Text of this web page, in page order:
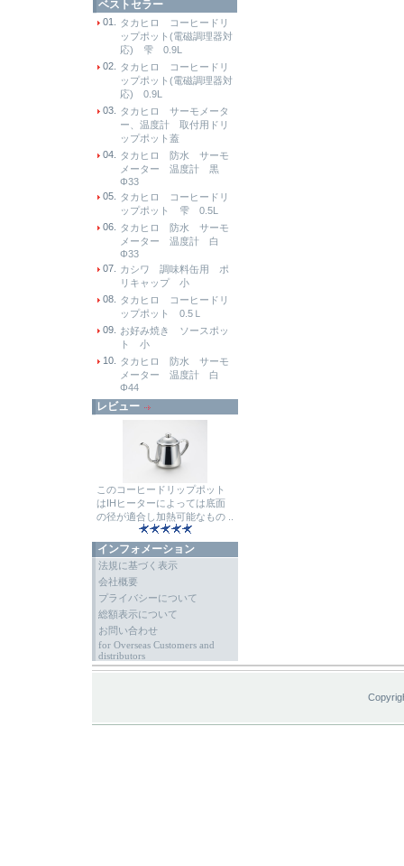
ベストセラー
01.
タカヒロ コーヒードリ
ップポット(電磁調理器対
応) 雫 0.9L
02.
タカヒロ コーヒードリ
ップポット(電磁調理器対
応) 0.9L
03.
タカヒロ サーモメータ
ー、温度計 取付用ドリ
ップポット蓋
04.
タカヒロ 防水 サーモ
メーター 温度計 黒
Φ33
05.
タカヒロ コーヒードリ
ップポット 雫 0.5L
06.
タカヒロ 防水 サーモ
メーター 温度計 白
Φ33
07.
カシワ 調味料缶用 ポ
リキャップ 小
08.
タカヒロ コーヒードリ
ップポット 0.5Ｌ
09.
お好み焼き ソースポッ
ト 小
10.
タカヒロ 防水 サーモ
メーター 温度計 白
Φ44
レビュー
このコーヒードリップポット
はIHヒーターによっては底面
の径が適合し加熱可能なもの ..
インフォメーション
法規に基づく表示
会社概要
プライバシーについて
総額表示について
お問い合わせ
for Overseas Customers and
distributors